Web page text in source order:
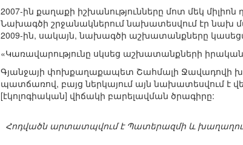
2007-ին քաղաքի իշխանությունները մոտ մեկ
Նախագծի շրջանակներում նախատեսվում էր նախ
2009-ին, սակայն, նախագծի աշխատանքները
«Կառավարությունը սկսեց աշխատանքների
Գյանջայի փոխքաղաքապետ Շահմալի Ջավադովի
պատճառով, բայց ներկայում այն նախատեսվում է
[էկոլոգիական] վիճակի բարելավման ծրագիրը:
Հոդվածն արտատպվում է Պատերազմի և